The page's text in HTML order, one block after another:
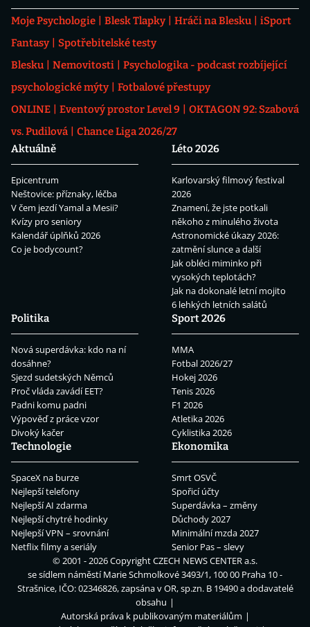
Moje Psychologie Blesk Tlapky Hráči na Blesku
iSport
Fantasy
Spotřebitelské testy
Blesku
Nemovitosti
Psychologika - podcast rozbíjející
psychologické mýty
Fotbalové přestupy
ONLINE
Eventový prostor Level 9
OKTAGON 92: Szabová
vs. Pudilová
Chance Liga 2026/27
Aktuálně
Epicentrum
Neštovice: příznaky, léčba
V čem jezdí Yamal a Mesii?
Kvízy pro seniory
Kalendář úplňků 2026
Co je bodycount?
Léto 2026
Karlovarský filmový festival
2026
Znamení, že jste potkali
někoho z minulého života
Astronomické úkazy 2026:
zatmění slunce a další
Jak obléci miminko při
vysokých teplotách?
Jak na dokonalé letní mojito
6 lehkých letních salátů
Politika
Nová superdávka: kdo na ní
dosáhne?
Sjezd sudetských Němců
Proč vláda zavádí EET?
Padni komu padni
Výpověď z práce vzor
Divoký kačer
Sport 2026
MMA
Fotbal 2026/27
Hokej 2026
Tenis 2026
F1 2026
Atletika 2026
Cyklistika 2026
Technologie
SpaceX na burze
Nejlepší telefony
Nejlepší AI zdarma
Nejlepší chytré hodinky
Nejlepší VPN – srovnání
Netflix filmy a seriály
Ekonomika
Smrt OSVČ
Spořicí účty
Superdávka – změny
Důchody 2027
Minimální mzda 2027
Senior Pas – slevy
© 2001 - 2026 CopyrightCZECH NEWS CENTER a.s.
se sídlem náměstí Marie Schmolkové 3493/1, 100 00 Praha 10 -
Strašnice, IČO: 02346826, zapsána v OR, sp.zn. B 19490 a dodavatelé
obsahu
Autorská práva k publikovaným materiálům